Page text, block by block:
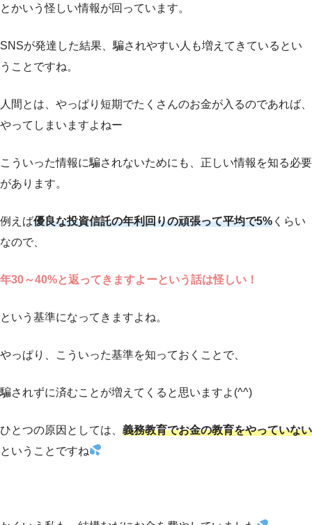
とかいう怪しい情報が回っています。
SNSが発達した結果、騙されやすい人も増えてきているとい
うことですね。
人間とは、やっぱり短期でたくさんのお金が入るのであれば、
やってしまいますよねー
こういった情報に騙されないためにも、正しい情報を知る必要
があります。
例えば優良な投資信託の年利回りの頑張って平均で5% くらい
なので、
年30～40%と返ってきますよーという話は怪しい！
という基準になってきますよね。
やっぱり、こういった基準を知っておくことで、
騙されずに済むことが増えてくると思いますよ(^^)
ひとつの原因としては、 義務教育でお金の教育をやっていない
ということですね